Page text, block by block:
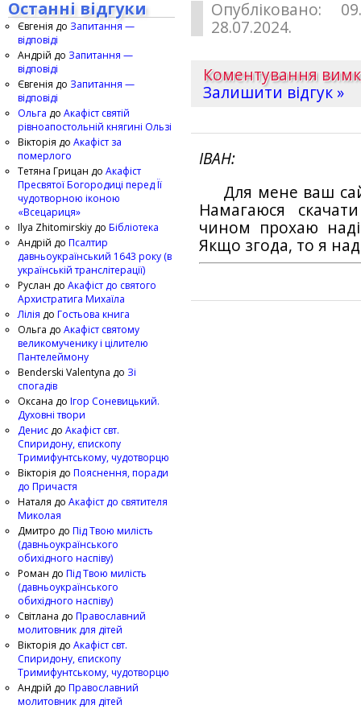
Опубліковано:
28.07.2024.
Коментування
Залишити відгук »
ІВАН
Для мене ваш
Намагаюся
чином прохаю
Якщо згода, то я
Останні відгуки
Євгенія до Запитання —
відповіді
Андрій до Запитання —
відповіді
Євгенія до Запитання —
відповіді
Ольга до Акафіст святій
рівноапостольній княгині Ользі
Вікторія до Акафіст за
померлого
Тетяна Грицан до Акафіст
Пресвятої Богородиці перед Її
чудотворною іконою
«Всецариця»
Ilya Zhitomirskiy до Бібліотека
Андрій до Псалтир
давньоукраїнський 1643 року (в
українській транслітерації)
Руслан до Акафіст до святого
Архистратига Михаїла
Лілія до Гостьова книга
Ольга до Акафіст святому
великомученику і цілителю
Пантелеймону
Benderski Valentyna до Зі
спогадів
Оксана до Ігор Соневицький.
Духовні твори
Денис до Акафіст свт.
Спиридону, єпископу
Тримифунтському, чудотворцю
Вікторія до Пояснення, поради
до Причастя
Наталя до Акафіст до святителя
Миколая
Дмитро до Під Твою милість
(давньоукраїнського
обихідного наспіву)
Роман до Під Твою милість
(давньоукраїнського
обихідного наспіву)
Світлана до Православний
молитовник для дітей
Вікторія до Акафіст свт.
Спиридону, єпископу
Тримифунтському, чудотворцю
Андрій до Православний
молитовник для дітей